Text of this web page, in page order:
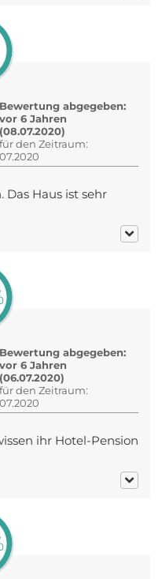
Bewertung abgegeben:
vor 6 Jahren
(08.07.2020)
für den Zeitraum:
07.2020
Das Haus ist sehr
Bewertung abgegeben:
vor 6 Jahren
(06.07.2020)
für den Zeitraum:
07.2020
ihr Hotel-Pension